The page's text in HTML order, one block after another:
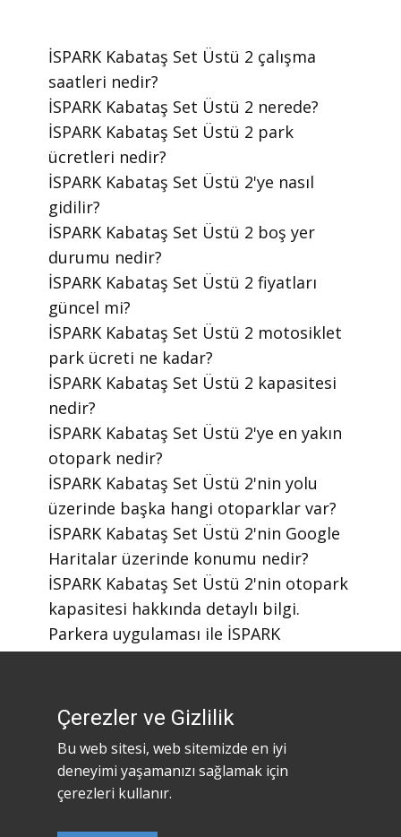
​İSPARK Kabataş Set Üstü 2 çalışma
saatleri nedir?
​İSPARK Kabataş Set Üstü 2 nerede?
​İSPARK Kabataş Set Üstü 2 park
ücretleri nedir?
​İSPARK Kabataş Set Üstü 2'ye nasıl
gidilir?
​İSPARK Kabataş Set Üstü 2 boş yer
durumu nedir?
​İSPARK Kabataş Set Üstü 2 fiyatları
güncel mi?
​İSPARK Kabataş Set Üstü 2 motosiklet
park ücreti ne kadar?
​İSPARK Kabataş Set Üstü 2 kapasitesi
nedir?
​İSPARK Kabataş Set Üstü 2'ye en yakın
otopark nedir?
​İSPARK Kabataş Set Üstü 2'nin yolu
üzerinde başka hangi otoparklar var?
​İSPARK Kabataş Set Üstü 2'nin Google
Haritalar üzerinde konumu nedir?
​İSPARK Kabataş Set Üstü 2'nin otopark
kapasitesi hakkında detaylı bilgi.
​Parkera uygulaması ile İSPARK
otoparklarını nasıl bulabilirim?
indirilir?
Çerezler ve Gizlilik
Bu web sitesi, web sitemizde en iyi
deneyimi yaşamanızı sağlamak için
çerezleri kullanır.